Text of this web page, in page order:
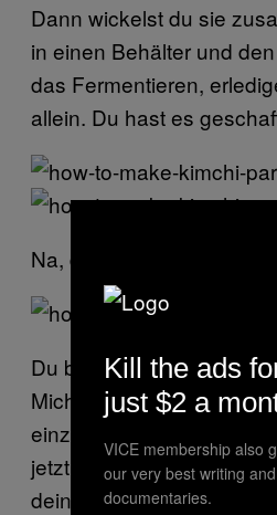
Dann wickelst du sie
in einen Behälter und
das Fermentieren,
allein. Du hast es
Na, das war doch gar
Du bist zwar noch nicht
Michelin-Stern – es gibt
einzig wahren Junghyun
jetzt auf jeden Fall
deinem Kühlschrank zu
Kill the ads
just $2 a
VICE membership also
our very best writing
documentaries.